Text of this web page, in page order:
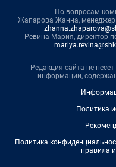
По вопросам
Жапарова Жанна, менеджер
Ревина Мария, директор
Редакция сайта не
информации,
Политика
Политика
правила